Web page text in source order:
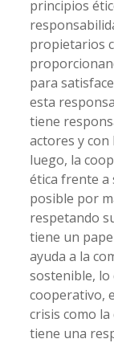
principios
propietarios
para
esta
tiene
actores y con
luego, la
ética frente a
posible por
respetando
tiene un
ayuda a la
sostenible, lo
cooperativo,
crisis como
tiene una